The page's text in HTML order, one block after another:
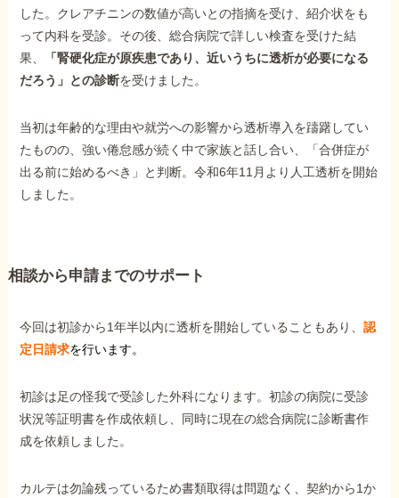
サイトマップ
で受給相談をする
当事務所に
依頼する メリット
089-907-3797
受付時間：平日9:00~18:00
した。クレアチニンの数値が高いとの指摘を受け、紹介状をも
って内科を受診。その後、総合病院で詳しい検査を受けた結
果、
「腎硬化症が原疾患であり、近いうちに透析が必要になる
だろう」との診断を受けました。
当初は年齢的な理由や就労への影響から透析導入を躊躇してい
たものの、強い倦怠感が続く中で家族と話し合い、「合併症が
出る前に始めるべき」と判断。令和6年11月より人工透析を開始
しました。
相談から申請までのサポート
今回は初診から1年半以内に透析を開始していることもあり、認
定日請求を行います。
初診は足の怪我で受診した外科になります。初診の病院に受診
状況等証明書を作成依頼し、同時に現在の総合病院に診断書作
成を依頼しました。
カルテは勿論残っているため書類取得は問題なく、契約から1か